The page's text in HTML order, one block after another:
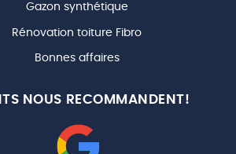
Gazon synthétique
Rénovation toiture Fibro
Bonnes affaires
NOUS RECOMMANDENT!